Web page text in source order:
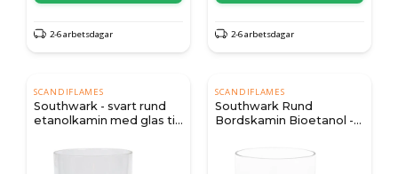
2-6 arbetsdagar 2-6 arbetsdagar
SCANDIFLAMES
Southwark - svart rund
etanolkamin med glas till
SCANDIFLAMES
Southwark Rund
Bordskamin Bioetanol -